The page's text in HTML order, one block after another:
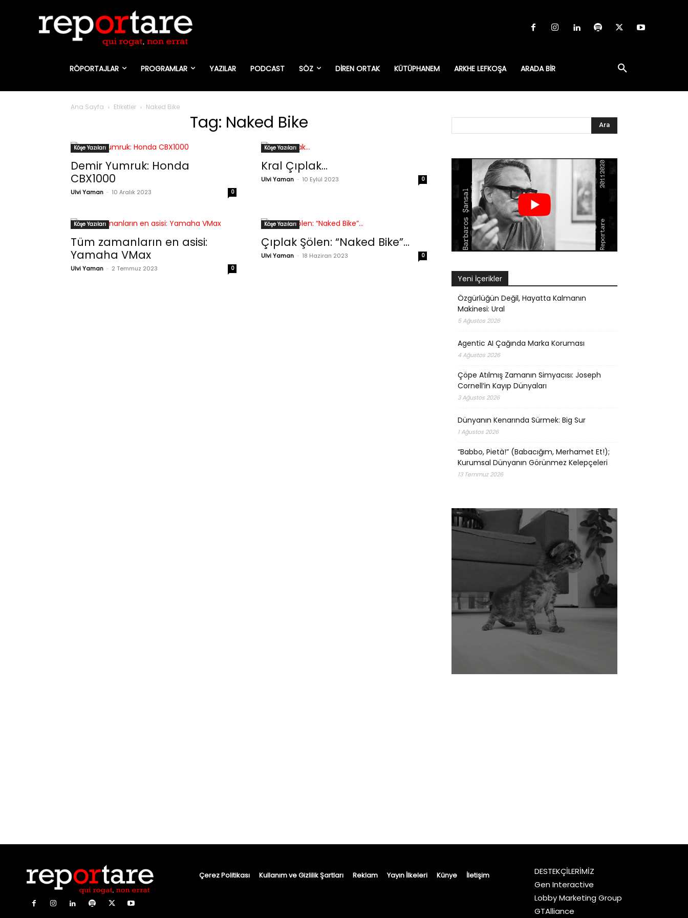
RÖPORTAJLAR PROGRAMLAR YAZILAR PODCAST SÖZ DIREN ORTAK KÜTÜPHANEM ARKHE LEFKOŞA ARADA BIR
Ana Sayfa Etiketler Naked Bike
Tag: Naked Bike
Köşe Yazıları
Demir Yumruk: Honda
CBX1000
Ulvi Yaman - 10 Aralık 2023 0
Köşe Yazıları
Kral Çıplak…
Ulvi Yaman - 10 Eylül 2023 0
Köşe Yazıları
Tüm zamanların en asisi:
Yamaha VMax
Ulvi Yaman - 2 Temmuz 2023 0
Köşe Yazıları
Çıplak Şölen: “Naked Bike”…
Ulvi Yaman - 18 Haziran 2023 0
Yeni İçerikler
Özgürlüğün Değil, Hayatta Kalmanın
Makinesi: Ural
5 Ağustos 2026
Agentic AI Çağında Marka Koruması
4 Ağustos 2026
Çöpe Atılmış Zamanın Simyacısı: Joseph
Cornell’in Kayıp Dünyaları
3 Ağustos 2026
Dünyanın Kenarında Sürmek: Big Sur
1 Ağustos 2026
“Babbo, Pietà!” (Babacığım, Merhamet Et!);
Kurumsal Dünyanın Görünmez Kelepçeleri
13 Temmuz 2026
Çerez Politikası Kullanım ve Gizlilik Şartları Reklam Yayın İlkeleri Künye İletişim
DESTEKÇİLERİMİZ
Gen Interactive
Lobby Marketing Group
GTAlliance